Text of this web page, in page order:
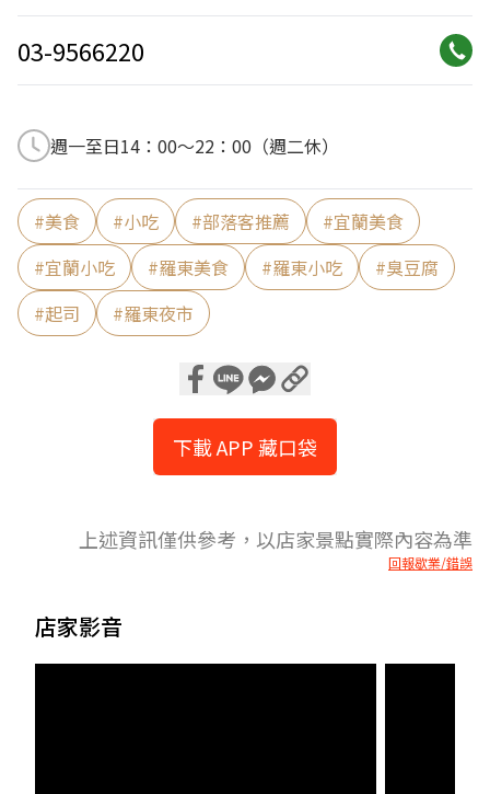
03-9566220
週一至日14：00～22：00（週二休）
#美食 #小吃 #部落客推薦 #宜蘭美食
#宜蘭小吃 #羅東美食 #羅東小吃 #臭豆腐
#起司 #羅東夜市
下載 APP 藏口袋
上述資訊僅供參考，以店家景點實際內容為準
回報歇業/錯誤
店家影音